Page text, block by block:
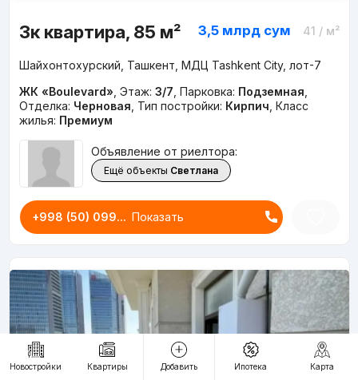
3к квартира, 85 м² 3,5 млрд сум 41 / м²
Шайхонтохурский, Ташкент, МДЦ Tashkent City, лот-7
ЖК «Boulevard» Этаж: 3/7 Парковка: Подземная
Отделка: Черновая Тип постройки: Кирпич Класс
жилья: Премиум
Объявление от риелтора:
Ещё объекты Светлана
+998 (50) 099... Показать
0
Новостройки Квартиры Добавить Ипотека Карта